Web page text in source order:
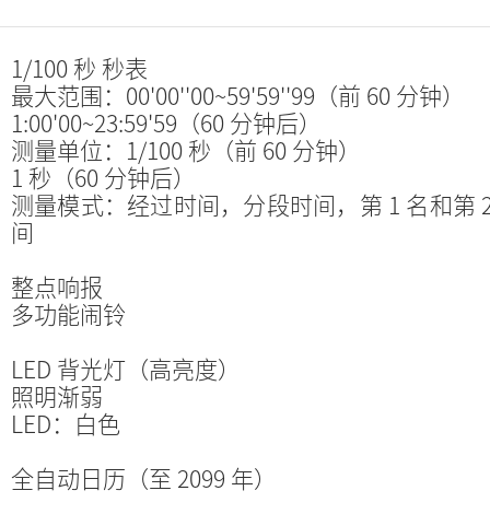
1/100 秒 秒表
最大范围：00'00''00~59'59''99（前 60 分钟）
1:00'00~23:59'59（60 分钟后）
测量单位：1/100 秒（前 60 分钟）
1 秒（60 分钟后）
测量模式：经过时间，分段时间，第 1 名和第
间
整点响报
多功能闹铃
LED 背光灯（高亮度）
照明渐弱
LED：白色
全自动日历（至 2099 年）